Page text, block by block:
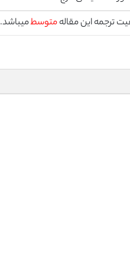
ترجمه این مقالهمتوسطمیباشد.